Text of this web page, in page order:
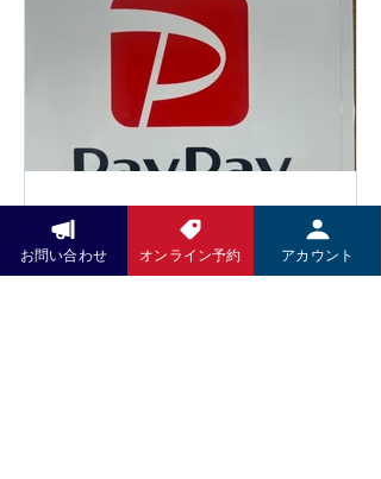
間をお過ごしください。 木村k商店で
は、これからも技術だけでなく、施術
を受ける空間や設備にもこだわり、皆
さまに安心して通っていただけるサロ
ンづくりを目指してまいります。 ぜひ
新しいリクライニングチェアで、心地
さまのご来店を心よりお待ちしており
ます。
ーの価格を改定させていただくことと
なりました。 また、今後は足つぼ施術
前後の蒸しタオルを導入し、よりリラ
ックスした状態で足裏から全身を整え
る施術をご提供してまいります。その
他にも施術内容やサービスの充実を図
境づくりに努めてまいります。 お客様
にはご負担をおかけいたしますが、こ
Pay Pay
お問い合わせ オンライン予約 アカウント